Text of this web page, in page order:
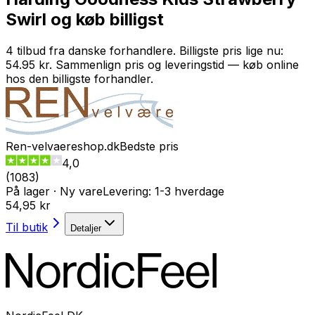
Swirl og køb billigst
4 tilbud fra danske forhandlere. Billigste pris lige nu:
54.95 kr. Sammenlign pris og leveringstid — køb online
hos den billigste forhandler.
Ren-velvaereshop.dkBedste pris
4,0
(1083)
På lager · Ny vareLevering: 1-3 hverdage
54,95 kr
Til butik
Detaljer